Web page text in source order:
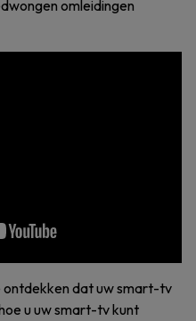
omleidingen
ontdekken dat uw smart-tv
u uw smart-tv kunt